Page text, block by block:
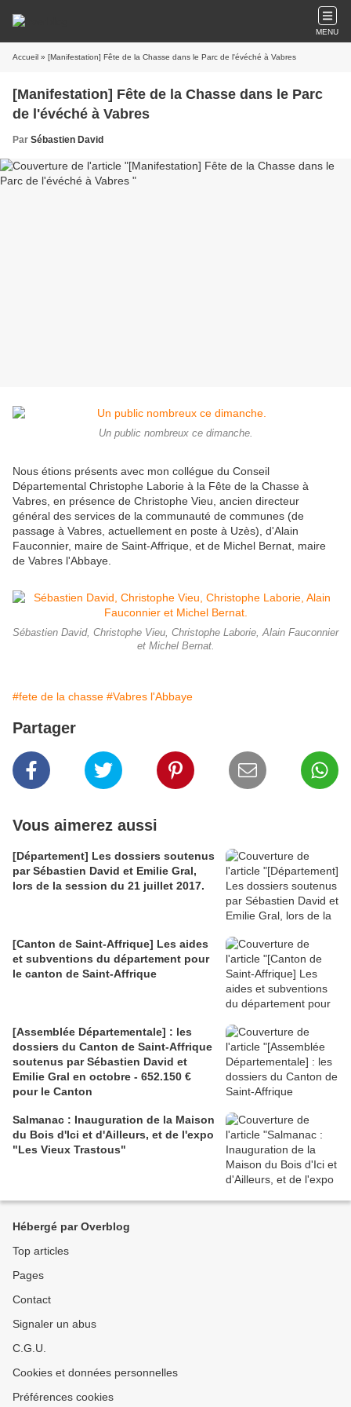
MENU
Accueil » [Manifestation] Fête de la Chasse dans le Parc de l'évéché à Vabres
[Manifestation] Fête de la Chasse dans le Parc
de l'évéché à Vabres
Par Sébastien David
Un public nombreux ce dimanche.
Nous étions présents avec mon collégue du Conseil
Départemental Christophe Laborie à la Fête de la Chasse à
Vabres, en présence de Christophe Vieu, ancien directeur
général des services de la communauté de communes (de
passage à Vabres, actuellement en poste à Uzès), d'Alain
Fauconnier, maire de Saint-Affrique, et de Michel Bernat, maire
de Vabres l'Abbaye.
Sébastien David, Christophe Vieu, Christophe Laborie, Alain Fauconnier
et Michel Bernat.
#fete de la chasse #Vabres l'Abbaye
Partager
Vous aimerez aussi
[Département] Les dossiers soutenus
par Sébastien David et Emilie Gral,
lors de la session du 21 juillet 2017.
[Canton de Saint-Affrique] Les aides
et subventions du département pour
le canton de Saint-Affrique
[Assemblée Départementale] : les
dossiers du Canton de Saint-Affrique
soutenus par Sébastien David et
Emilie Gral en octobre - 652.150 €
pour le Canton
Salmanac : Inauguration de la Maison
du Bois d'Ici et d'Ailleurs, et de l'expo
"Les Vieux Trastous"
Hébergé par Overblog
Top articles
Pages
Contact
Signaler un abus
C.G.U.
Cookies et données personnelles
Préférences cookies